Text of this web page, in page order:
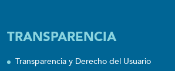
TRANSPARENCIA
Transparencia y Derecho del Usuario